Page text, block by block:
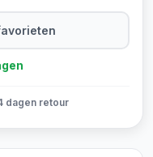
dagen retour